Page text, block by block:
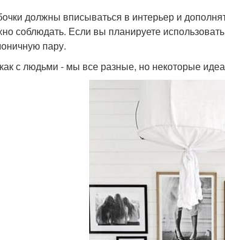
должны вписываться в интерьер и
соблюдать. Если вы планируете
пару.
с людьми - мы все разные, но некоторые